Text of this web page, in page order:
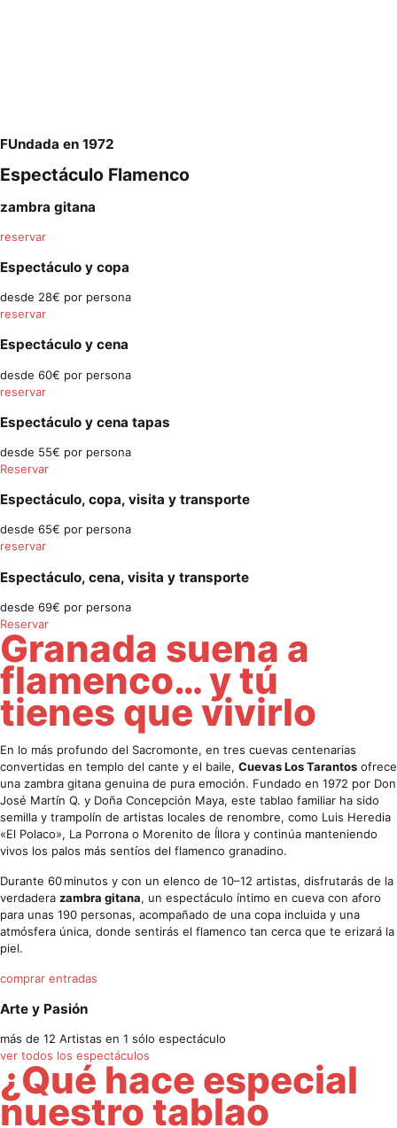
FUndada en 1972
Espectáculo Flamenco
zambra gitana
reservar
Espectáculo y copa
desde 28€ por persona
reservar
Espectáculo y cena
desde 60€ por persona
reservar
Espectáculo y cena tapas
desde 55€ por persona
Reservar
Espectáculo, copa, visita y transporte
desde 65€ por persona
reservar
Espectáculo, cena, visita y transporte
desde 69€ por persona
Reservar
Granada suena a
flamenco… y tú
tienes que vivirlo
En lo más profundo del Sacromonte, en tres cuevas centenarias
convertidas en templo del cante y el baile, Cuevas Los Tarantos ofrece
una zambra gitana genuina de pura emoción. Fundado en 1972 por Don
José Martín Q. y Doña Concepción Maya, este tablao familiar ha sido
semilla y trampolín de artistas locales de renombre, como Luis Heredia
«El Polaco», La Porrona o Morenito de Íllora y continúa manteniendo
vivos los palos más sentíos del flamenco granadino.
Durante 60 minutos y con un elenco de 10–12 artistas, disfrutarás de la
verdadera zambra gitana, un espectáculo íntimo en cueva con aforo
para unas 190 personas, acompañado de una copa incluida y una
atmósfera única, donde sentirás el flamenco tan cerca que te erizará la
piel.
comprar entradas
Arte y Pasión
más de 12 Artistas en 1 sólo espectáculo
ver todos los espectáculos
¿Qué hace especial
nuestro tablao